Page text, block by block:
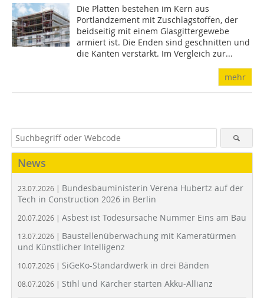
Die Platten bestehen im Kern aus
Portlandzement mit Zuschlagstoffen, der
beidseitig mit einem Glasgittergewebe
armiert ist. Die Enden sind geschnitten und
die Kanten verstärkt. Im Vergleich zur...
mehr
News
23.07.2026 | Bundesbauministerin Verena Hubertz auf der
Tech in Construction 2026 in Berlin
20.07.2026 | Asbest ist Todesursache Nummer Eins am Bau
13.07.2026 | Baustellenüberwachung mit Kameratürmen
und Künstlicher Intelligenz
10.07.2026 | SiGeKo-Standardwerk in drei Bänden
08.07.2026 | Stihl und Kärcher starten Akku-Allianz